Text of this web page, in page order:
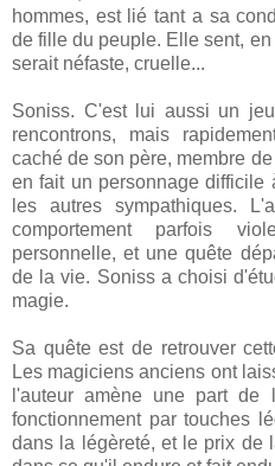
hommes, est lié tant a sa
de fille du peuple. Elle sent,
serait néfaste, cruelle...
Soniss. C'est lui aussi un
rencontrons, mais
caché de son père, membre
en fait un personnage difficile
les autres sympathiques.
comportement parfois
personnelle, et une quête
de la vie. Soniss a choisi
magie.
Sa quête est de retrouver
Les magiciens anciens ont
l'auteur amène une part de
fonctionnement par touches
dans la légèreté, et le prix de